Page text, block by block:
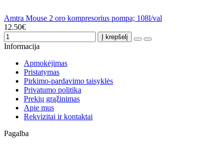
Amtra Mouse 2 oro kompresorius pompa; 108l/val
12.50€
Į krepšelį
Informacija
Apmokėjimas
Pristatymas
Pirkimo-pardavimo taisyklės
Privatumo politika
Prekių grąžinimas
Apie mus
Rekvizitai ir kontaktai
Pagalba